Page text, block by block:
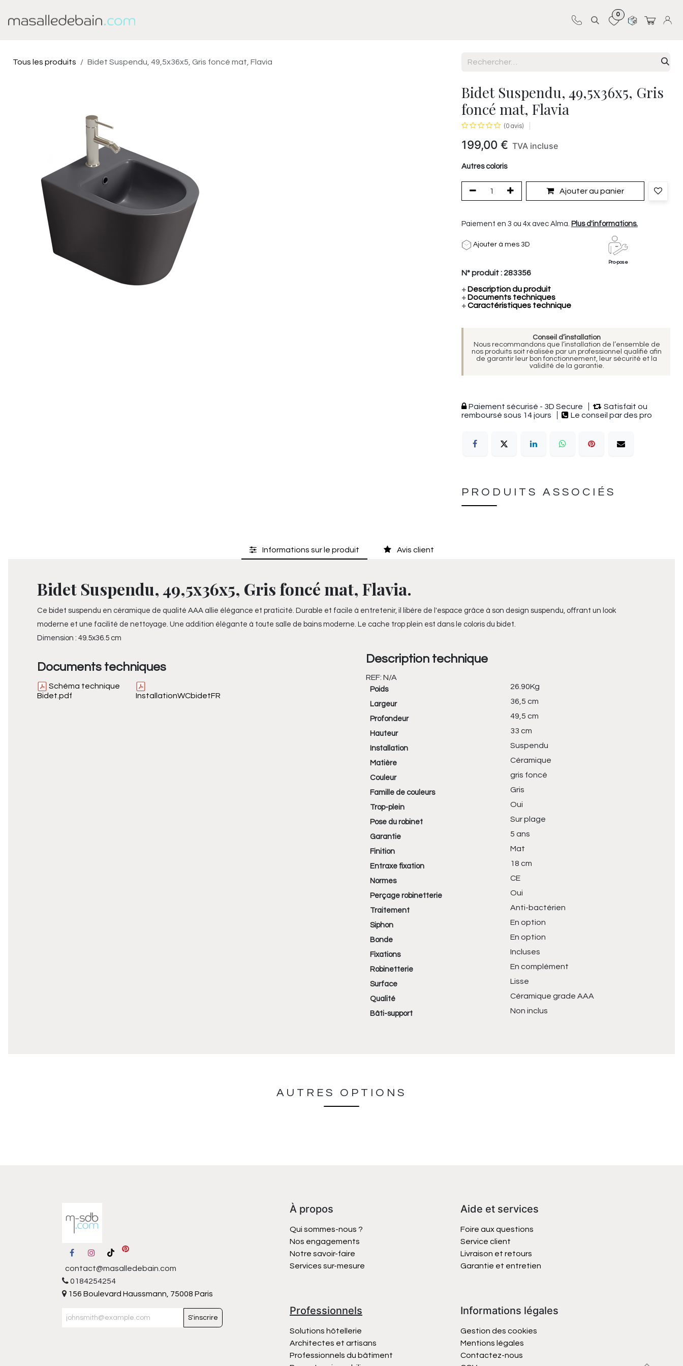
0
Tous les produits Bidet Suspendu, 49,5x36x5, Gris foncé mat, Flavia
Bidet Suspendu, 49,5x36x5, Gris
foncé mat, Flavia
(0 avis)
199,00€ TVA incluse
Autres coloris
Ajouter au panier
Paiement en 3 ou 4x avec Alma. Plus d'informations.
Ajouter à mes 3D
Pro-pose
N° produit : 283356
+Description du produit
+Documents techniques
+Caractéristiques technique
Conseil d’installation
Nous recommandons que l’installation de l’ensemble de
nos produits soit réalisée par un professionnel qualifié afin
de garantir leur bon fonctionnement, leur sécurité et la
validité de la garantie.
Paiement sécurisé - 3D Secure
Satisfait ou
remboursé sous 14 jours
Le conseil par des pro
PRODUITS ASSOCIÉS
Informations sur le produit Avis client
Bidet Suspendu, 49,5x36x5, Gris foncé mat, Flavia.
Ce bidet suspendu en céramique de qualité AAA allie élégance et praticité. Durable et facile à entretenir, il libère de l'espace grâce à son design suspendu, offrant un look
moderne et une facilité de nettoyage. Une addition élégante à toute salle de bains moderne. Le cache trop plein est dans le coloris du bidet.
Dimension : 49.5x36.5 cm
Documents techniques
Schéma technique
Bidet.pdf
InstallationWCbidetFR
Description technique
REF: N/A
Poids 26.90Kg
Largeur 36,5 cm
Profondeur 49,5 cm
Hauteur 33 cm
Installation Suspendu
Matière Céramique
Couleur gris foncé
Famille de couleurs Gris
Trop-plein Oui
Pose du robinet Sur plage
Garantie 5 ans
Finition Mat
Entraxe fixation 18 cm
Normes CE
Perçage robinetterie Oui
Traitement Anti-bactérien
Siphon En option
Bonde En option
Fixations Incluses
Robinetterie En complément
Surface Lisse
Qualité Céramique grade AAA
Bâti-support Non inclus
AUTRES OPTIONS
contact@masalledebain.com
0184254254
156 Boulevard Haussmann, 75008 Paris
S'inscrire
Professionnels
Solutions hôtellerie
Architectes et artisans
Professionnels du bâtiment
À propos
Qui sommes-nous ?
Nos engagements
Notre savoir-faire
Services sur-mesure
Aide et services
Foire aux questions
Service client
Livraison et retours
Garantie et entretien
Informations légales
Gestion des cookies
Mentions légales
Contactez-nous